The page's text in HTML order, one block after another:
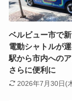
ベルビュー市で
電動シャトルが運
駅から市内への
さらに便利に
2026年7月30日(